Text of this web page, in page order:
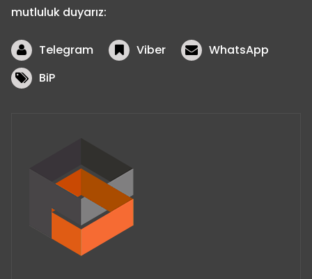
mutluluk duyarız:
Telegram Viber
WhatsApp
BiP